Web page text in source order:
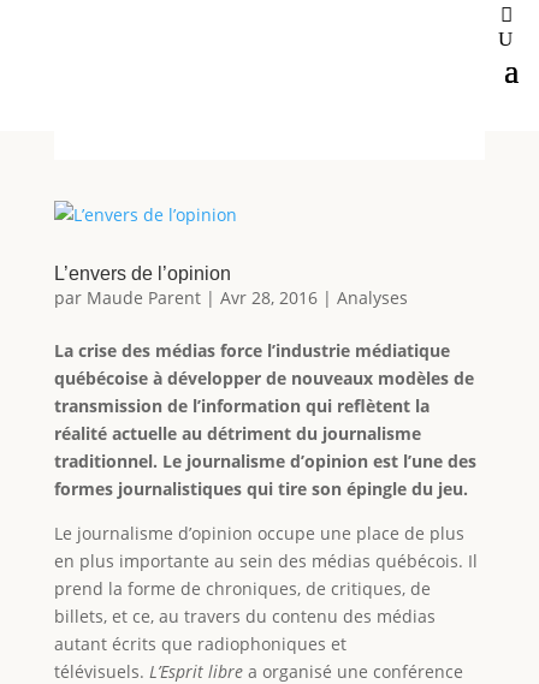
L’envers de l’opinion
par Maude Parent| Avr 28, 2016| Analyses
La crise des médias force l’industrie médiatique
québécoise à développer de nouveaux modèles de
transmission de l’information qui reflètent la
réalité actuelle au détriment du journalisme
traditionnel. Le journalisme d’opinion est l’une des
formes journalistiques qui tire son épingle du jeu.
Le journalisme d’opinion occupe une place de plus
en plus importante au sein des médias québécois. Il
prend la forme de chroniques, de critiques, de
billets, et ce, au travers du contenu des médias
autant écrits que radiophoniques et
télévisuels. L’Esprit librea organisé une conférence